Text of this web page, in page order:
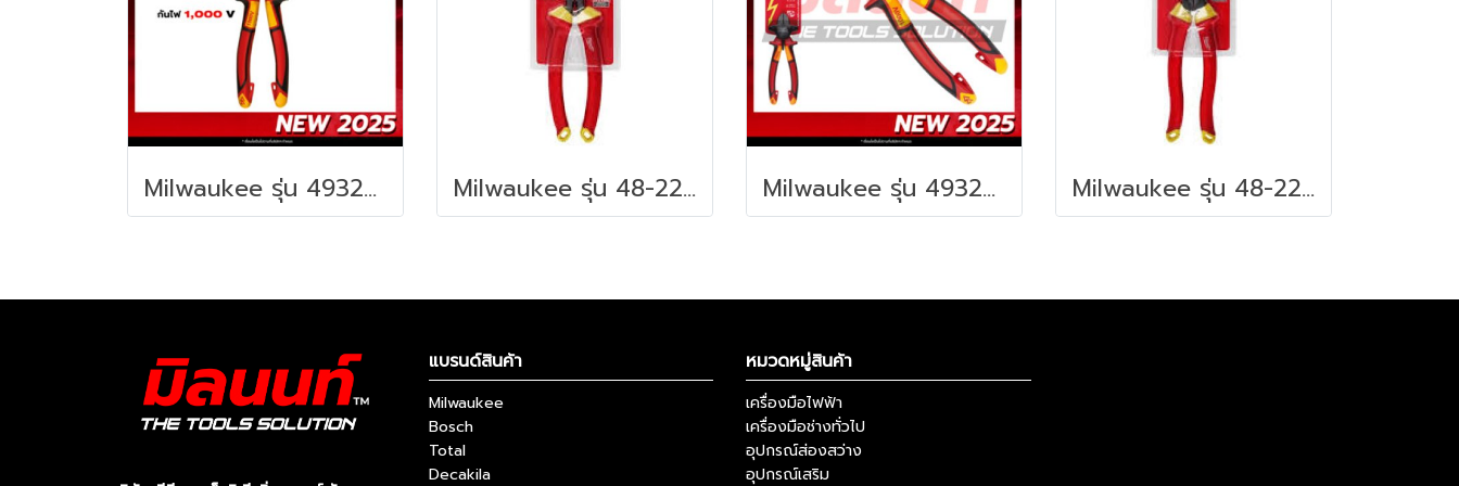
Milwaukee รุ่น 4932464572 คีมปากตรง หุ้มฉนวนกันไฟฟ้า VDE รหัส 4932464572 Milwaukee รุ่น 48-22-2208 คีมตัดปากเฉียง 8 นิ้ว หุ้มฉนวนกันไฟฟ้า 1000 โวลต์ Milwaukee รุ่น 4932464567 คีมตัดปากเฉียง หุ้มฉนวนกันไฟฟ้า VDE รหัส 4932464567 Milwaukee รุ่น 48-22-2209 คีมตัดปากตรง 9 นิ้ว หุ้มฉนวนกันไฟฟ้า 1000 โวลต์
แบรนด์สินค้า
Milwaukee
Bosch
Total
Decakila
หมวดหมู่สินค้า
เครื่องมือไฟฟ้า
เครื่องมือช่างทั่วไป
อุปกรณ์ส่องสว่าง
อุปกรณ์เสริม